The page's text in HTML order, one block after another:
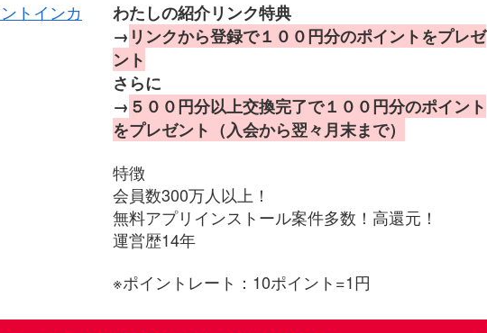
わたしの紹介リンク特典
→ リンクから登録で１００円分のポイントをプレゼ
ント
さらに
→ ５００円分以上交換完了で１００円分のポイント
をプレゼント（入会から翌々月末まで）
特徴
会員数300万人以上！
無料アプリインストール案件多数！高還元！
運営歴14年
※ポイントレート：10ポイント=1円